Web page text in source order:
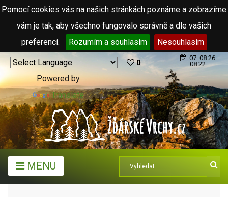
Pomocí cookies vás na našich stránkách poznáme a zobrazíme
vám je tak, aby všechno fungovalo správně a dle vašich
preferencí.
Rozumím a souhlasím Nesouhlasím
Powered by
Translate
0
07. 08.26
08:22
MENU